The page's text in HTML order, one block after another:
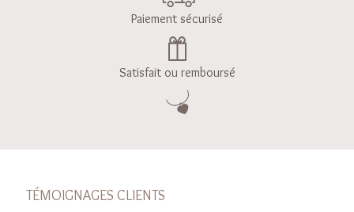
Paiement sécurisé
Satisfait ou remboursé
TÉMOIGNAGES CLIENTS